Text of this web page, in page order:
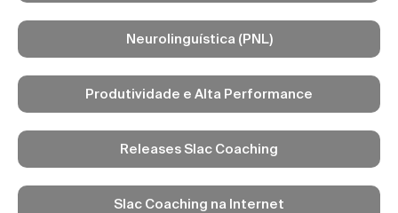
Neurolinguística (PNL)
Produtividade e Alta Performance
Releases Slac Coaching
Slac Coaching na Internet